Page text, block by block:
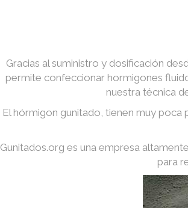
Gracias al suministro y dosificación
permite confeccionar hormigones
nuestra técnica
El hórmigon gunitado, tienen muy
Gunitados.org es una empresa
para